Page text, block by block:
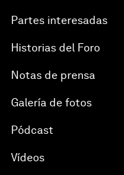
Partes interesadas
Historias del Foro
Notas de prensa
Galería de fotos
Pódcast
Vídeos